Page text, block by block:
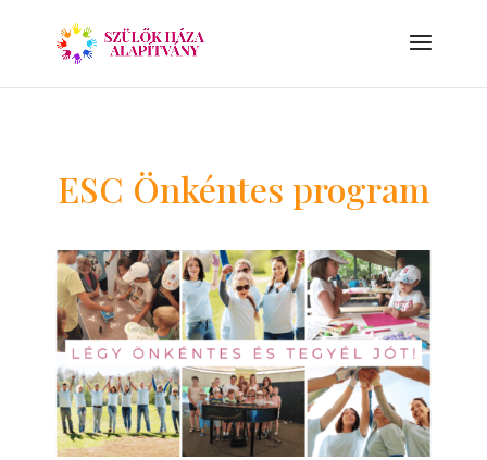
ESC Önkéntes program